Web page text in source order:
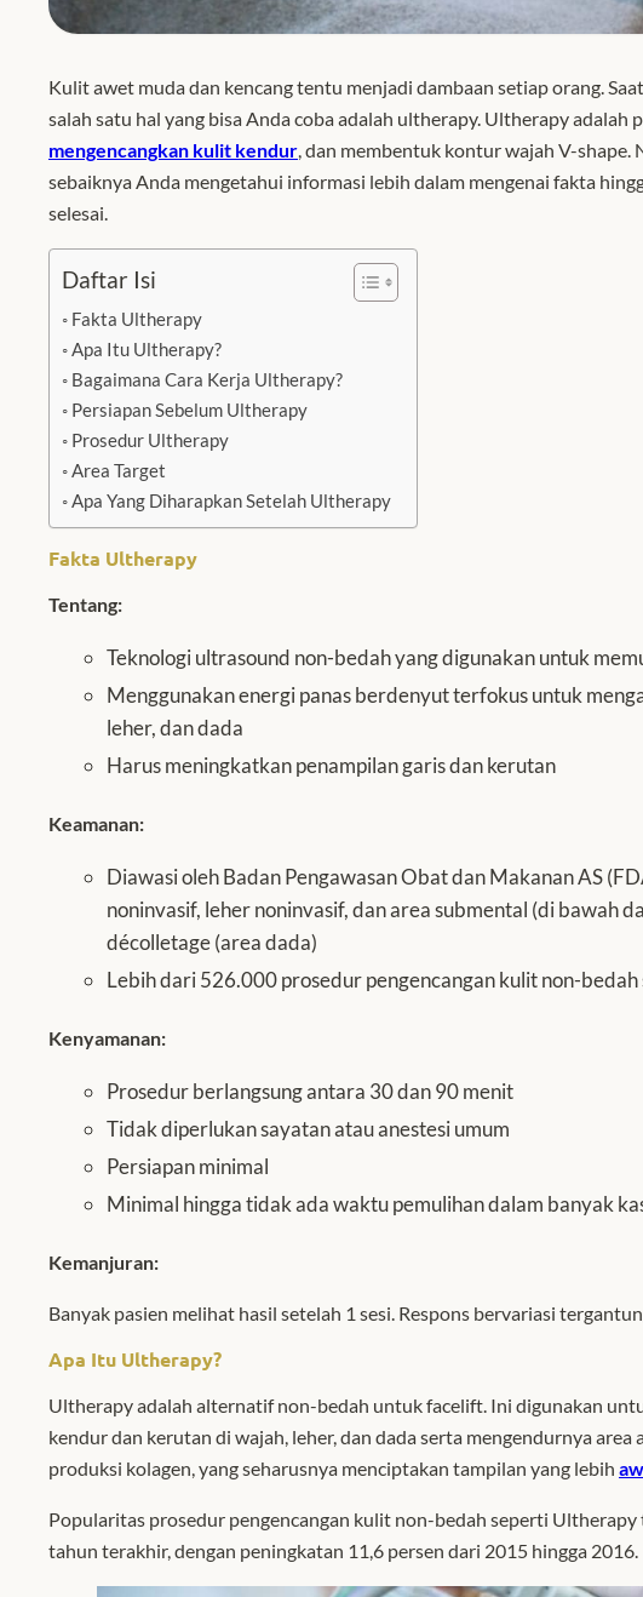
Kulit awet muda dan kencang tentu menjadi dambaan setiap orang.
salah satu hal yang bisa Anda coba adalah ultherapy. Ultherapy
mengencangkan kulit kendur, dan membentuk kontur wajah V-shape.
sebaiknya Anda mengetahui informasi lebih dalam mengenai fakta
selesai.
Daftar Isi
Fakta Ultherapy
Apa Itu Ultherapy?
Bagaimana Cara Kerja Ultherapy?
Persiapan Sebelum Ultherapy
Prosedur Ultherapy
Area Target
Apa Yang Diharapkan Setelah Ultherapy
Fakta Ultherapy
Tentang:
Teknologi ultrasound non-bedah yang digunakan untuk
Menggunakan energi panas berdenyut terfokus untuk
leher, dan dada
Harus meningkatkan penampilan garis dan kerutan
Keamanan:
Diawasi oleh Badan Pengawasan Obat dan Makanan AS
noninvasif, leher noninvasif, dan area submental (di bawah
décolletage (area dada)
Lebih dari 526.000 prosedur pengencangan kulit non-
Kenyamanan:
Prosedur berlangsung antara 30 dan 90 menit
Tidak diperlukan sayatan atau anestesi umum
Persiapan minimal
Minimal hingga tidak ada waktu pemulihan dalam banyak
Kemanjuran:
Banyak pasien melihat hasil setelah 1 sesi. Respons bervariasi
Apa Itu Ultherapy?
Ultherapy adalah alternatif non-bedah untuk facelift. Ini digunakan
kendur dan kerutan di wajah, leher, dan dada serta mengendurnya
produksi kolagen, yang seharusnya menciptakan tampilan yang lebih
Popularitas prosedur pengencangan kulit non-bedah seperti
tahun terakhir, dengan peningkatan 11,6 persen dari 2015 hingga 2016.